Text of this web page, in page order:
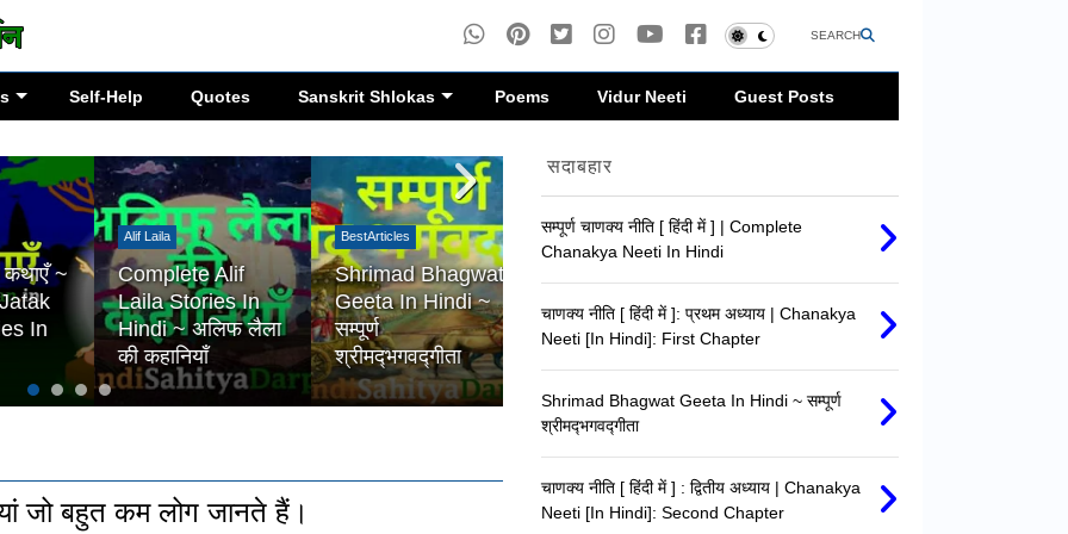
SEARCH
Self-Help Quotes Sanskrit Shlokas Poems Vidur Neeti Guest Posts
~
In
Alif Laila
Complete Alif
Laila Stories In
Hindi ~ अलिफ लैला
की कहानियाँ
BestArticles
Shrimad Bhagwat
Geeta In Hindi ~
सम्पूर्ण
श्रीमद्‍भगवद्‍गीता
Complete
Story In Hindi |
सम्पूर्ण महाभारत की
BestArticles
Singhasan Battisi
In Hindi ~ सम्पूर्ण
जो बहुत कम लोग जानते हैं।
सदाबहार
सम्पूर्ण चाणक्य नीति [ हिंदी में ] | Complete
Chanakya Neeti In Hindi
चाणक्य नीति [ हिंदी में ]: प्रथम अध्याय | Chanakya
Neeti [In Hindi]: First Chapter
Shrimad Bhagwat Geeta In Hindi ~ सम्पूर्ण
श्रीमद्‍भगवद्‍गीता
चाणक्य नीति [ हिंदी में ] : द्वितीय अध्याय | Chanakya
Neeti [In Hindi]: Second Chapter